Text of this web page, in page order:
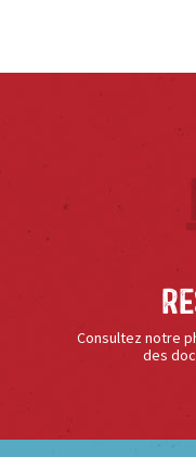
Consultez notre
des